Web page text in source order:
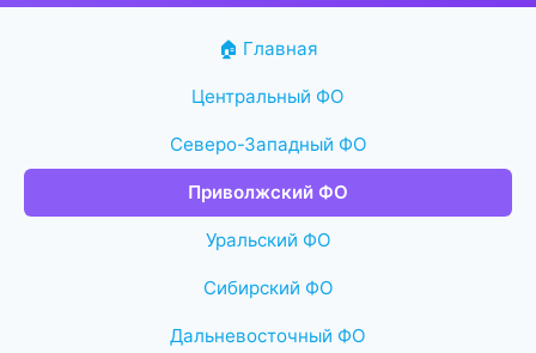
🏠 Главная
Центральный ФО
Северо-Западный ФО
Приволжский ФО
Уральский ФО
Сибирский ФО
Дальневосточный ФО